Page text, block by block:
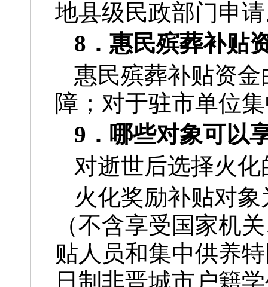
地县级民政部门申
8．惠民殡葬补贴
惠民殡葬补贴资
障；对于驻市单位
9．哪些对象可以
对逝世后选择火
火化奖励补贴对
（不含享受国家机
贴人员和集中供养
日制非晋城市户籍